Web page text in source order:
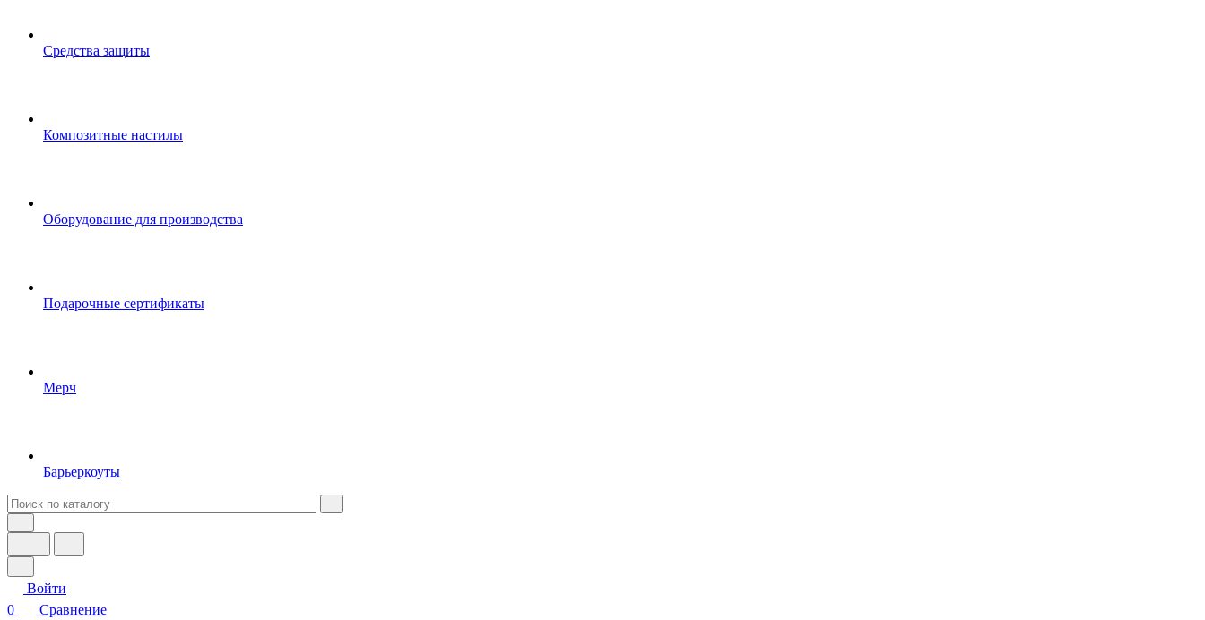
Средства защиты
Композитные настилы
Оборудование для производства
Подарочные сертификаты
Мерч
Барьеркоуты
Войти
0
Сравнение